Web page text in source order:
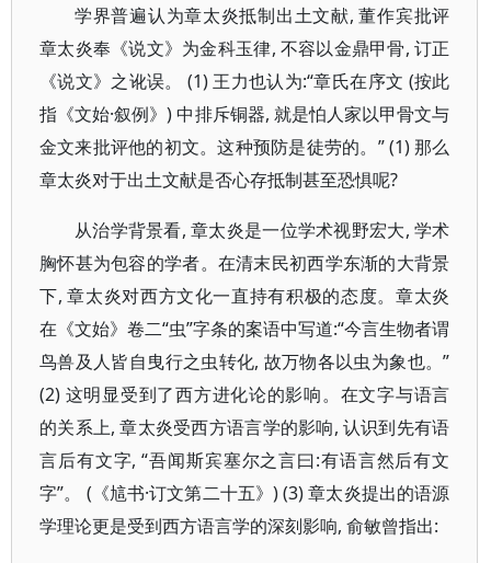
学界普遍认为章太炎抵制出土文献, 董作宾批评
章太炎奉《说文》为金科玉律, 不容以金鼎甲骨, 订正
《说文》之讹误。 (1) 王力也认为:“章氏在序文 (按此
指《文始·叙例》) 中排斥铜器, 就是怕人家以甲骨文与
金文来批评他的初文。这种预防是徒劳的。” (1) 那么
章太炎对于出土文献是否心存抵制甚至恐惧呢?
从治学背景看, 章太炎是一位学术视野宏大, 学术
胸怀甚为包容的学者。在清末民初西学东渐的大背景
下, 章太炎对西方文化一直持有积极的态度。章太炎
在《文始》卷二“虫”字条的案语中写道:“今言生物者谓
鸟兽及人皆自曳行之虫转化, 故万物各以虫为象也。”
(2) 这明显受到了西方进化论的影响。在文字与语言
的关系上, 章太炎受西方语言学的影响, 认识到先有语
言后有文字, “吾闻斯宾塞尔之言曰:有语言然后有文
字”。 (《訄书·订文第二十五》) (3) 章太炎提出的语源
学理论更是受到西方语言学的深刻影响, 俞敏曾指出: